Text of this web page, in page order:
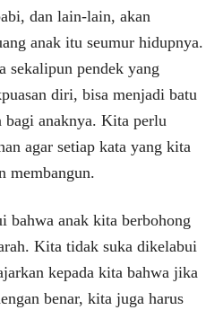
dan lain-lain, akan
anak itu seumur hidupnya.
sekalipun pendek yang
diri, bisa menjadi batu
bagi anaknya. Kita perlu
agar setiap kata yang kita
membangun.
bahwa anak kita berbohong
Kita tidak suka dikelabui
kepada kita bahwa jika
benar, kita juga harus